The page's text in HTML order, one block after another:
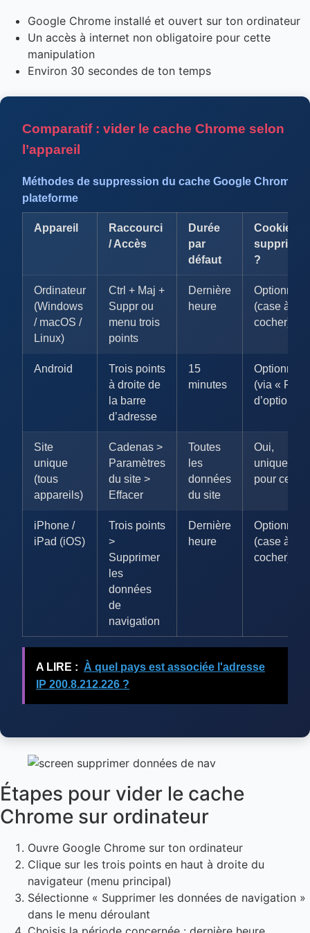
Google Chrome installé et ouvert sur ton ordinateur
Un accès à internet non obligatoire pour cette
manipulation
Environ 30 secondes de ton temps
Comparatif : vider le cache Chrome selon
l’appareil
Méthodes de suppression du cache Google Chrome
plateforme
Appareil
Raccourci
/ Accès
Durée
par
défaut
Cookies
supprimés
?
Ordinateur
(Windows
/ macOS /
Linux)
Ctrl + Maj +
Suppr ou
menu trois
points
Dernière
heure
Optionnel
(case à
cocher)
Android
Trois points
à droite de
la barre
d’adresse
15
minutes
Optionnel
(via « Plus
d’options
Site
unique
(tous
appareils)
Cadenas >
Paramètres
du site >
Effacer
Toutes
les
données
du site
Oui,
pour ce site
iPhone /
iPad (iOS)
Trois points
>
Supprimer
les
données
de
navigation
Dernière
heure
Optionnel
(case à
cocher)
A LIRE : À quel pays est associée l'adresse
IP 200.8.212.226 ?
Étapes pour vider le cache
Chrome sur ordinateur
Ouvre Google Chrome sur ton ordinateur
Clique sur les trois points en haut à droite du
navigateur (menu principal)
Sélectionne « Supprimer les données de navigation »
dans le menu déroulant